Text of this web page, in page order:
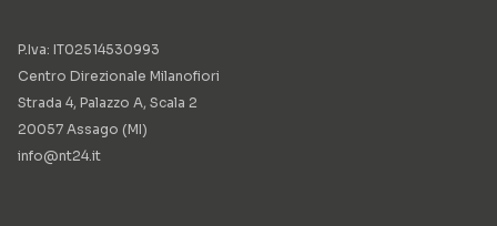
P.Iva: IT02514530993
Centro Direzionale Milanofiori
Strada 4, Palazzo A, Scala 2
20057 Assago (MI)
info@nt24.it